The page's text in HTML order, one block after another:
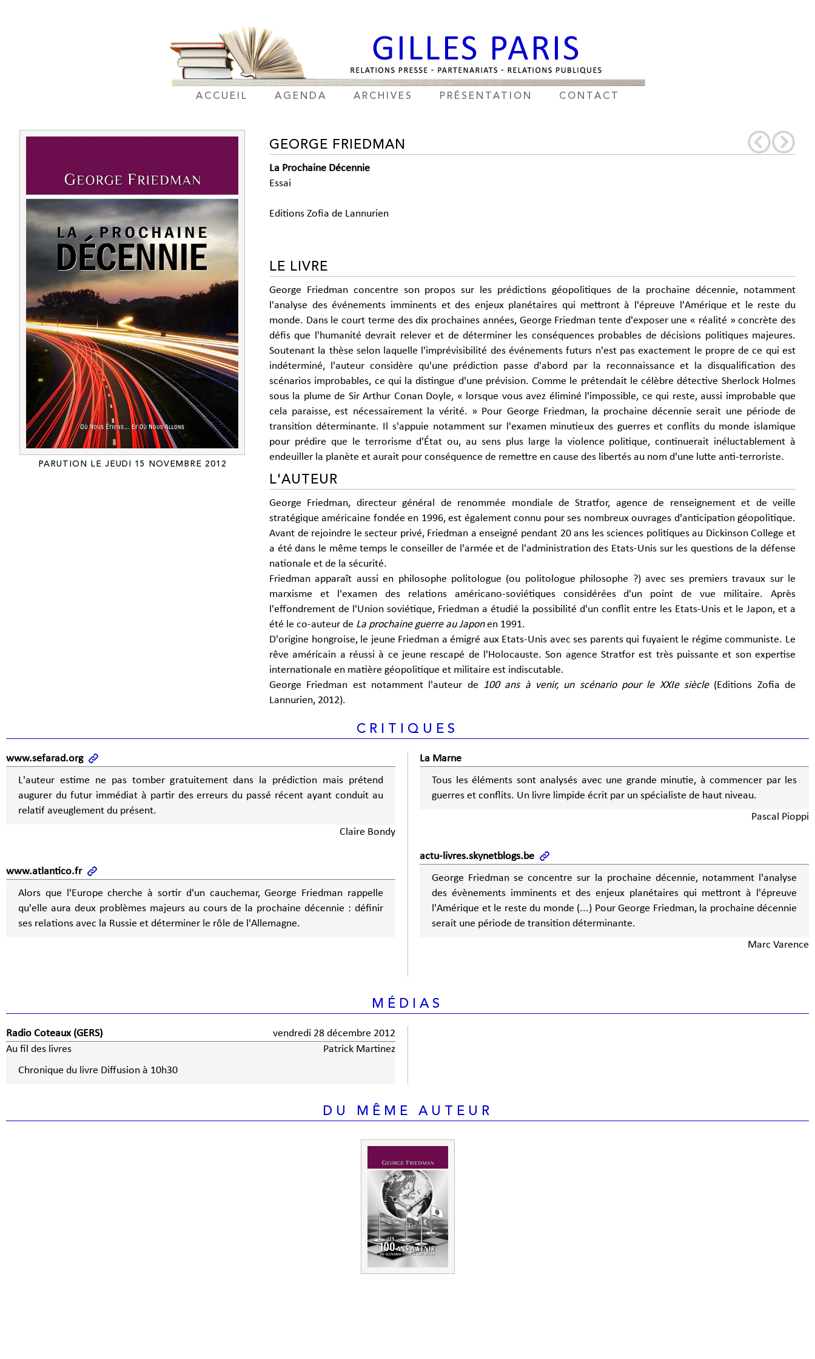
ACCUEIL AGENDA ARCHIVES PRÉSENTATION CONTACT
PARUTION LE JEUDI 15 NOVEMBRE 2012
GEORGE FRIEDMAN
La Prochaine Décennie
Essai
Editions Zofia de Lannurien
LE LIVRE
George Friedman concentre son propos sur les prédictions géopolitiques de la prochaine décennie, notamment
l'analyse des événements imminents et des enjeux planétaires qui mettront à l'épreuve l'Amérique et le reste du
monde. Dans le court terme des dix prochaines années, George Friedman tente d'exposer une « réalité » concrète des
défis que l'humanité devrait relever et de déterminer les conséquences probables de décisions politiques majeures.
Soutenant la thèse selon laquelle l'imprévisibilité des événements futurs n'est pas exactement le propre de ce qui est
indéterminé, l'auteur considère qu'une prédiction passe d'abord par la reconnaissance et la disqualification des
scénarios improbables, ce qui la distingue d'une prévision. Comme le prétendait le célèbre détective Sherlock Holmes
sous la plume de Sir Arthur Conan Doyle, « lorsque vous avez éliminé l'impossible, ce qui reste, aussi improbable que
cela paraisse, est nécessairement la vérité. » Pour George Friedman, la prochaine décennie serait une période de
transition déterminante. Il s'appuie notamment sur l'examen minutieux des guerres et conflits du monde islamique
pour prédire que le terrorisme d'État ou, au sens plus large la violence politique, continuerait inéluctablement à
endeuiller la planète et aurait pour conséquence de remettre en cause des libertés au nom d'une lutte anti-terroriste.
L'AUTEUR
George Friedman, directeur général de renommée mondiale de Stratfor, agence de renseignement et de veille
stratégique américaine fondée en 1996, est également connu pour ses nombreux ouvrages d'anticipation géopolitique.
Avant de rejoindre le secteur privé, Friedman a enseigné pendant 20 ans les sciences politiques au Dickinson College et
a été dans le même temps le conseiller de l'armée et de l'administration des Etats-Unis sur les questions de la défense
nationale et de la sécurité.
Friedman apparaît aussi en philosophe politologue (ou politologue philosophe ?) avec ses premiers travaux sur le
marxisme et l'examen des relations américano-soviétiques considérées d'un point de vue militaire. Après
l'effondrement de l'Union soviétique, Friedman a étudié la possibilité d'un conflit entre les Etats-Unis et le Japon, et a
été le co-auteur de La prochaine guerre au Japonen 1991.
D'origine hongroise, le jeune Friedman a émigré aux Etats-Unis avec ses parents qui fuyaient le régime communiste. Le
rêve américain a réussi à ce jeune rescapé de l'Holocauste. Son agence Stratfor est très puissante et son expertise
internationale en matière géopolitique et militaire est indiscutable.
George Friedman est notamment l'auteur de 100 ans à venir, un scénario pour le XXIe siècle (Editions Zofia de
Lannurien, 2012).
CRITIQUES
www.sefarad.org
L'auteur estime ne pas tomber gratuitement dans la prédiction mais prétend
augurer du futur immédiat à partir des erreurs du passé récent ayant conduit au
relatif aveuglement du présent.
Claire Bondy
www.atlantico.fr
Alors que l'Europe cherche à sortir d'un cauchemar, George Friedman rappelle
qu'elle aura deux problèmes majeurs au cours de la prochaine décennie : définir
ses relations avec la Russie et déterminer le rôle de l'Allemagne.
La Marne
Tous les éléments sont analysés avec une grande minutie, à commencer par les
guerres et conflits. Un livre limpide écrit par un spécialiste de haut niveau.
Pascal Pioppi
actu-livres.skynetblogs.be
George Friedman se concentre sur la prochaine décennie, notamment l'analyse
des évènements imminents et des enjeux planétaires qui mettront à l'épreuve
l'Amérique et le reste du monde (...) Pour George Friedman, la prochaine décennie
serait une période de transition déterminante.
Marc Varence
MÉDIAS
Radio Coteaux (GERS)
vendredi 28 décembre 2012
Au fil des livres
Patrick Martinez
Chronique du livre Diffusion à 10h30
DU MÊME AUTEUR